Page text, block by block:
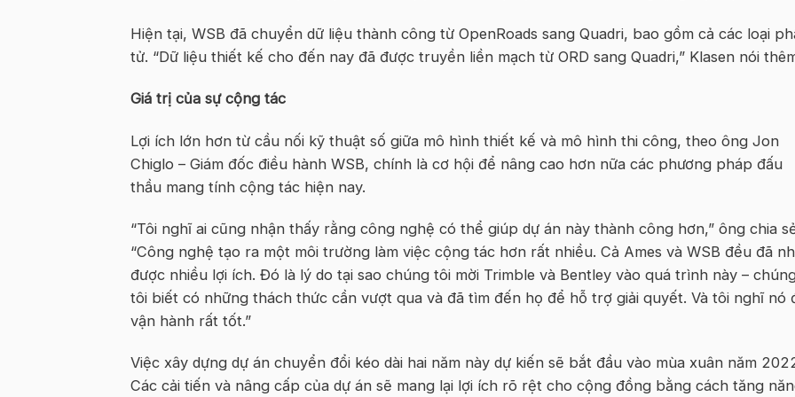
Hiện tại, WSB đã chuyển dữ liệu thành công từ OpenRoads sang Quadri, bao gồm cả các loại
tử. “Dữ liệu thiết kế cho đến nay đã được truyền liền mạch từ ORD sang Quadri,” Klasen nói
Giá trị của sự cộng tác
Lợi ích lớn hơn từ cầu nối kỹ thuật số giữa mô hình thiết kế và mô hình thi công, theo ông Jon
Chiglo – Giám đốc điều hành WSB, chính là cơ hội để nâng cao hơn nữa các phương pháp đấu
thầu mang tính cộng tác hiện nay.
“Tôi nghĩ ai cũng nhận thấy rằng công nghệ có thể giúp dự án này thành công hơn,” ông chia
“Công nghệ tạo ra một môi trường làm việc cộng tác hơn rất nhiều. Cả Ames và WSB đều đã
được nhiều lợi ích. Đó là lý do tại sao chúng tôi mời Trimble và Bentley vào quá trình này –
tôi biết có những thách thức cần vượt qua và đã tìm đến họ để hỗ trợ giải quyết. Và tôi nghĩ nó
vận hành rất tốt.”
Việc xây dựng dự án chuyển đổi kéo dài hai năm này dự kiến sẽ bắt đầu vào mùa xuân năm
Các cải tiến và nâng cấp của dự án sẽ mang lại lợi ích rõ rệt cho cộng đồng bằng cách tăng